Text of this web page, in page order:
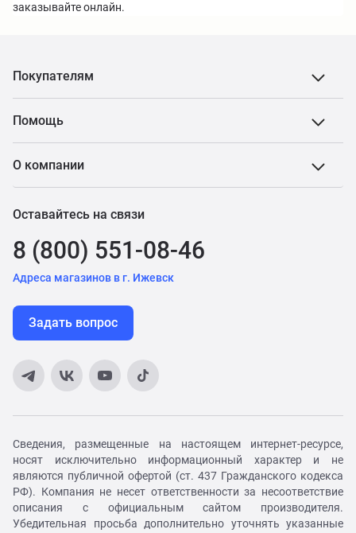
заказывайте онлайн.
Покупателям
Помощь
О компании
Оставайтесь на связи
8 (800) 551-08-46
Адреса магазинов в г. Ижевск
Задать вопрос
Сведения, размещенные на настоящем интернет-ресурсе,
носят исключительно информационный характер и не
являются публичной офертой (ст. 437 Гражданского кодекса
РФ). Компания не несет ответственности за несоответствие
описания с официальным сайтом производителя.
Убедительная просьба дополнительно уточнять указанные